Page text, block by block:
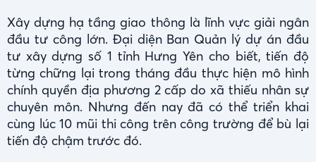
Xây dựng hạ tầng giao thông là lĩnh vực giải ngân
đầu tư công lớn. Đại diện Ban Quản lý dự án đầu
tư xây dựng số 1 tỉnh Hưng Yên cho biết, tiến độ
từng chững lại trong tháng đầu thực hiện mô hình
chính quyền địa phương 2 cấp do xã thiếu nhân sự
chuyên môn. Nhưng đến nay đã có thể triển khai
cùng lúc 10 mũi thi công trên công trường để bù lại
tiến độ chậm trước đó.